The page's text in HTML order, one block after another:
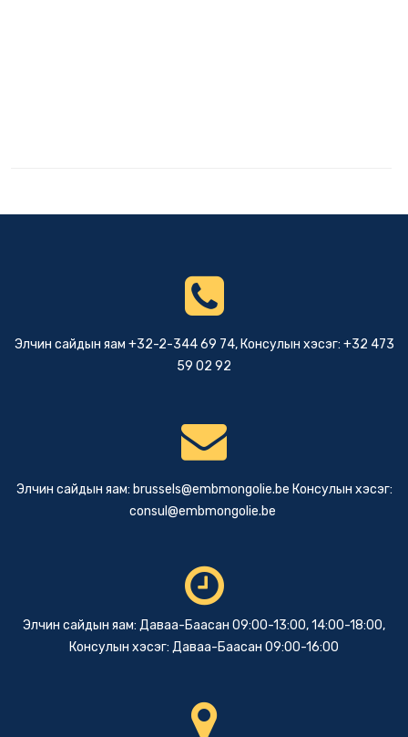
Элчин сайдын яам +32-2-344 69 74, Консулын хэсэг: +32 473
59 02 92
Элчин сайдын яам: brussels@embmongolie.be Консулын хэсэг:
consul@embmongolie.be
Элчин сайдын яам: Даваа-Баасан 09:00-13:00, 14:00-18:00,
Консулын хэсэг: Даваа-Баасан 09:00-16:00